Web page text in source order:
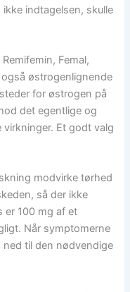
indtagelsen, skulle
Femal,
østrogenlignende
for østrogen på
det egentlige og
Et godt valg
modvirke tørhed
så der ikke
er 100 mg af et
Når symptomerne
til den nødvendige